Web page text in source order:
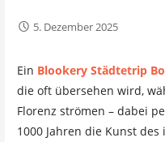
5. Dezember 2025
Ein Blookery Städtetrip
die oft übersehen wird,
Florenz strömen – dabei
1000 Jahren die Kunst